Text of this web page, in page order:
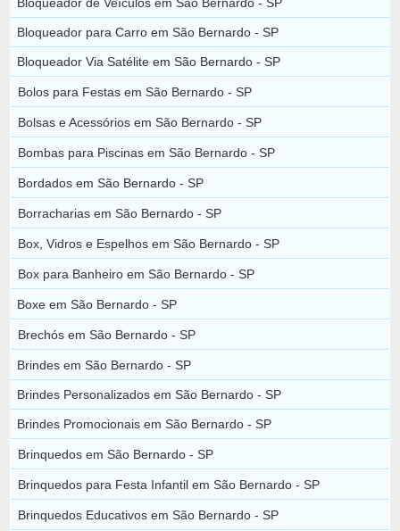
Bloqueador para Carro em São Bernardo - SP
Bloqueador Via Satélite em São Bernardo - SP
Bolos para Festas em São Bernardo - SP
Bolsas e Acessórios em São Bernardo - SP
Bombas para Piscinas em São Bernardo - SP
Bordados em São Bernardo - SP
Borracharias em São Bernardo - SP
Box, Vidros e Espelhos em São Bernardo - SP
Box para Banheiro em São Bernardo - SP
Boxe em São Bernardo - SP
Brechós em São Bernardo - SP
Brindes em São Bernardo - SP
Brindes Personalizados em São Bernardo - SP
Brindes Promocionais em São Bernardo - SP
Brinquedos em São Bernardo - SP
Brinquedos para Festa Infantil em São Bernardo - SP
Brinquedos Educativos em São Bernardo - SP